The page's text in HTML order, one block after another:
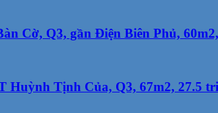
Cờ, Q3, gần Điện Biên Phủ,
Huỳnh Tịnh Của, Q3, 67m2, 27.5